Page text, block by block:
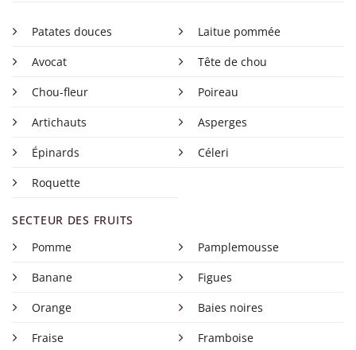
Patates douces
Avocat
Chou-fleur
Artichauts
Épinards
Roquette
Laitue pommée
Tête de chou
Poireau
Asperges
Céleri
SECTEUR DES FRUITS
Pomme
Banane
Orange
Fraise
Pamplemousse
Figues
Baies noires
Framboise